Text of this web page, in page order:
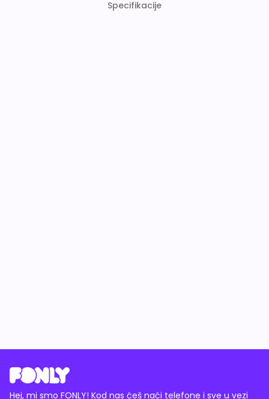
Specifikacije
Hej, mi smo FONLY! Kod nas ćeš naći telefone i sve u vezi